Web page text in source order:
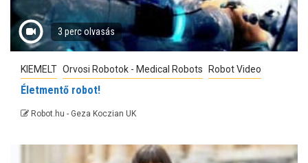
3 perc olvasás
KIEMELT Orvosi Robotok - Medical Robots Robot Video
Életmentő robot!
Robot.hu - Geza Koczian UK